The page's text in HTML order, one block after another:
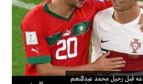
قبل رحيل محمد عبدالمنعم